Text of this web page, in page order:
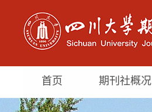
首页 期刊社概况